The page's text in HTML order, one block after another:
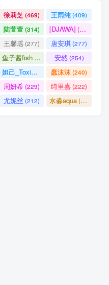
徐莉芝(469) 王雨纯(409)
陆萱萱(314) [DJAWA] (290)
(290)
王馨瑶(277) 唐安琪(277)
鱼子酱fish 安然(254)
妲己_Toxic(247)蠢沫沫(240)
周妍希(229) 绮里嘉(222)
尤妮丝 (212) 水淼aqua(172)